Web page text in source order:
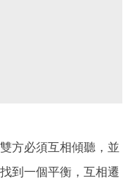
方必須互相傾聽，並
到一個平衡，互相遷